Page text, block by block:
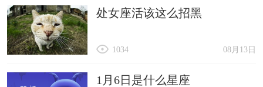
处女座活该这么招黑
08月13日
1034
1月6日是什么星座